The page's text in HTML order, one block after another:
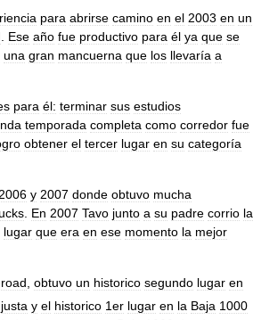
para abrirse camino en el 2003 en un
Ese año fue productivo para él ya que se
una gran mancuerna que los llevaría a
para él: terminar sus estudios
temporada completa como corredor fue
obtener el tercer lugar en su categoría
2006 y 2007 donde obtuvo mucha
En 2007 Tavo junto a su padre corrio la
lugar que era en ese momento la mejor
road obtuvo un historico segundo lugar en
justa y el historico 1er lugar en la Baja 1000